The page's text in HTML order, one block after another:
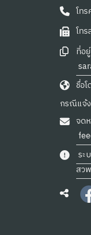
โท
โท
ที่อ
ชื่อ
กรณีแจ้ง
จด
ระ
สว